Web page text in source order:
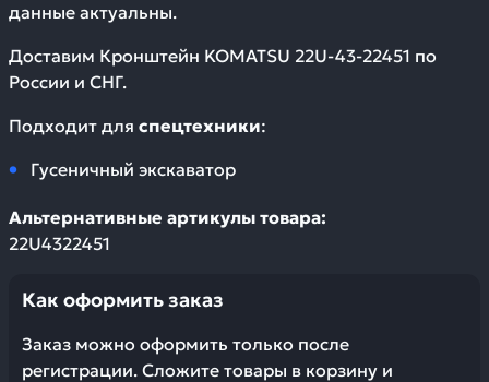
данные актуальны.
Доставим Кронштейн KOMATSU 22U-43-22451 по
России и СНГ.
Подходит для спецтехники:
Гусеничный экскаватор
Альтернативные артикулы товара:
22U4322451
Как оформить заказ
Заказ можно оформить только после
регистрации. Сложите товары в корзину и